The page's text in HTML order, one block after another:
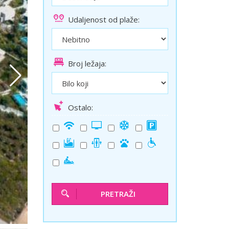
Solun polazak iz Niša
Temišvar polazak iz Niša
Udaljenost od plaže:
Broj ležaja:
Ostalo:
PRETRAŽI